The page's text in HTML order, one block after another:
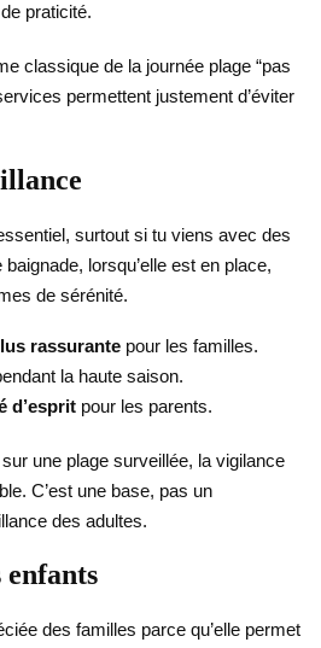
praticité.
classique de la journée plage “pas
permettent justement d’éviter
surtout si tu viens avec des
lorsqu’elle est en place,
de sérénité.
rassurante pour les familles.
la haute saison.
d’esprit pour les parents.
une plage surveillée, la vigilance
C’est une base, pas un
des adultes.
enfants
des familles parce qu’elle permet